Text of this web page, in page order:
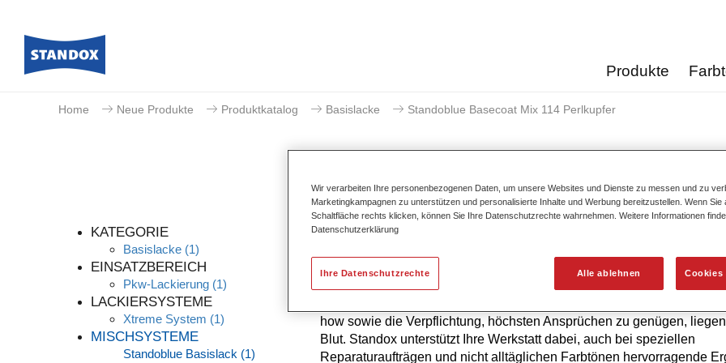
Produkte
Home Neue Produkte Produktkatalog Basislacke Standoblue Basecoat Mix 114 Perlkupfer
KATEGORIE
Basislacke (1)
EINSATZBEREICH
Pkw-Lackierung (1)
LACKIERSYSTEME
Xtreme System (1)
MISCHSYSTEME
Standoblue Basislack (1)
Standoblue Basecoat
Die höchste Farbtongenauigkeit von Standoblue Basislack ist das
how sowie die Verpflichtung, höchsten Ansprüchen zu genügen,
Blut. Standox unterstützt Ihre Werkstatt dabei, auch bei speziellen
Reparaturaufträgen und nicht alltäglichen Farbtönen hervorragende
Wir verarbeiten Ihre personenbezogenen Daten, um unsere Websites und Dienste zu messen und zu
Marketingkampagnen zu unterstützen und personalisierte Inhalte und Werbung bereitzustellen. Wenn Sie
Schaltfläche rechts klicken, können Sie Ihre Datenschutzrechte wahrnehmen. Weitere Informationen
Datenschutzerklärung
Alle ablehnen Cookies
Ihre Datenschutzrechte